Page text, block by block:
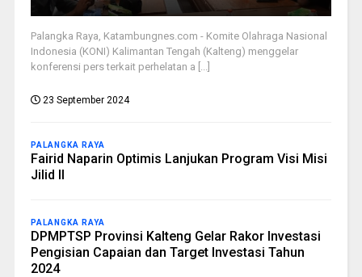
Palangka Raya, Katambungnes.com - Komite Olahraga Nasional
Indonesia (KONI) Kalimantan Tengah (Kalteng) menggelar
konferensi pers terkait perhelatan a [...]
23 September 2024
PALANGKA RAYA
Fairid Naparin Optimis Lanjukan Program Visi Misi
Jilid II
PALANGKA RAYA
DPMPTSP Provinsi Kalteng Gelar Rakor Investasi
Pengisian Capaian dan Target Investasi Tahun
2024